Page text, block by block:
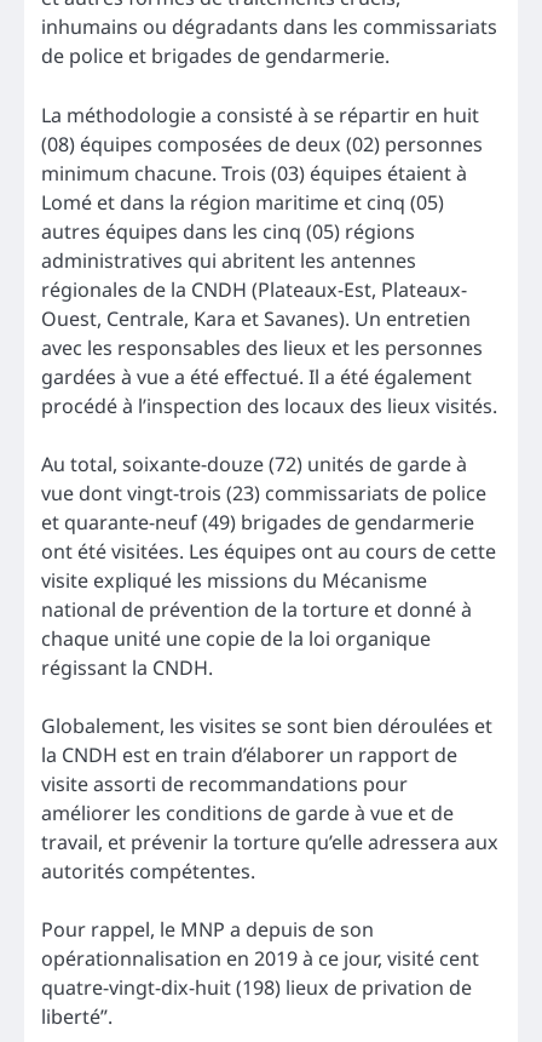
inhumains ou dégradants dans les commissariats
de police et brigades de gendarmerie.
La méthodologie a consisté à se répartir en huit
(08) équipes composées de deux (02) personnes
minimum chacune. Trois (03) équipes étaient à
Lomé et dans la région maritime et cinq (05)
autres équipes dans les cinq (05) régions
administratives qui abritent les antennes
régionales de la CNDH (Plateaux-Est, Plateaux-
Ouest, Centrale, Kara et Savanes). Un entretien
avec les responsables des lieux et les personnes
gardées à vue a été effectué. Il a été également
procédé à l’inspection des locaux des lieux visités.
Au total, soixante-douze (72) unités de garde à
vue dont vingt-trois (23) commissariats de police
et quarante-neuf (49) brigades de gendarmerie
ont été visitées. Les équipes ont au cours de cette
visite expliqué les missions du Mécanisme
national de prévention de la torture et donné à
chaque unité une copie de la loi organique
régissant la CNDH.
Globalement, les visites se sont bien déroulées et
la CNDH est en train d’élaborer un rapport de
visite assorti de recommandations pour
améliorer les conditions de garde à vue et de
travail, et prévenir la torture qu’elle adressera aux
autorités compétentes.
Pour rappel, le MNP a depuis de son
opérationnalisation en 2019 à ce jour, visité cent
quatre-vingt-dix-huit (198) lieux de privation de
liberté”.